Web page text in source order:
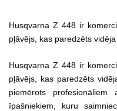
Husqvarna Z 448 ir
pļāvējs, kas paredzēts
Husqvarna Z 448 ir
pļāvējs, kas paredzēts
piemērots
īpašniekiem, kuru